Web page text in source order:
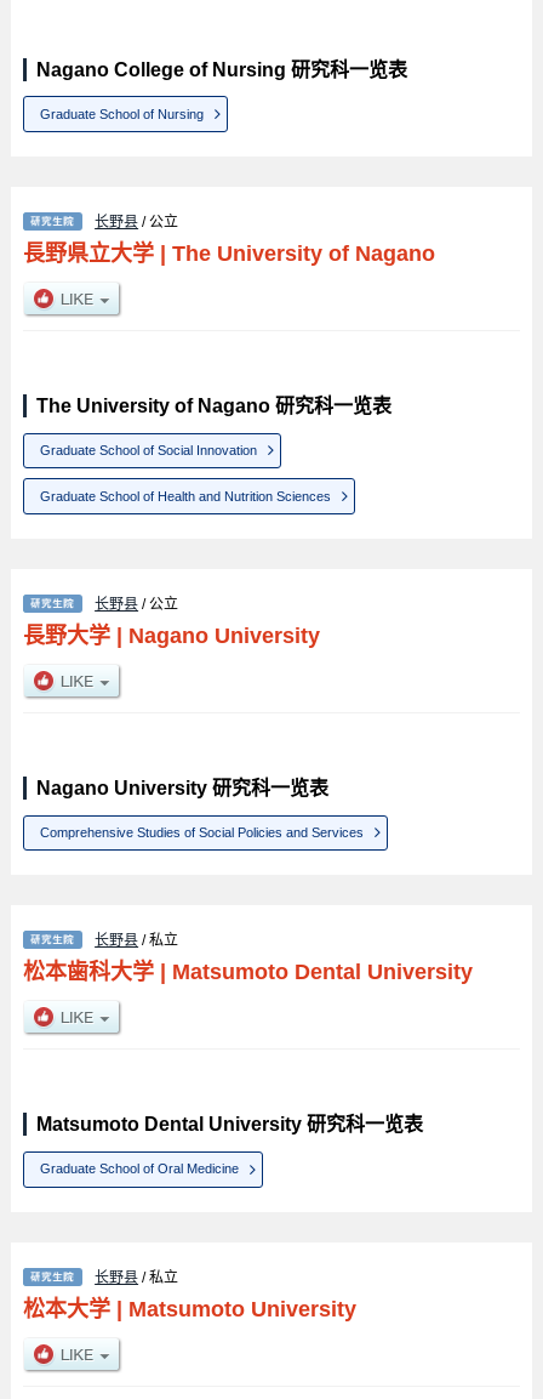
Nagano College of Nursing 研究科一览表
Graduate School of Nursing
长野县 / 公立
長野県立大学| The University of Nagano
The University of Nagano 研究科一览表
Graduate School of Social Innovation
Graduate School of Health and Nutrition Sciences
长野县 / 公立
長野大学| Nagano University
Nagano University 研究科一览表
Comprehensive Studies of Social Policies and Services
长野县 / 私立
松本歯科大学| Matsumoto Dental University
Matsumoto Dental University 研究科一览表
Graduate School of Oral Medicine
长野县 / 私立
松本大学| Matsumoto University